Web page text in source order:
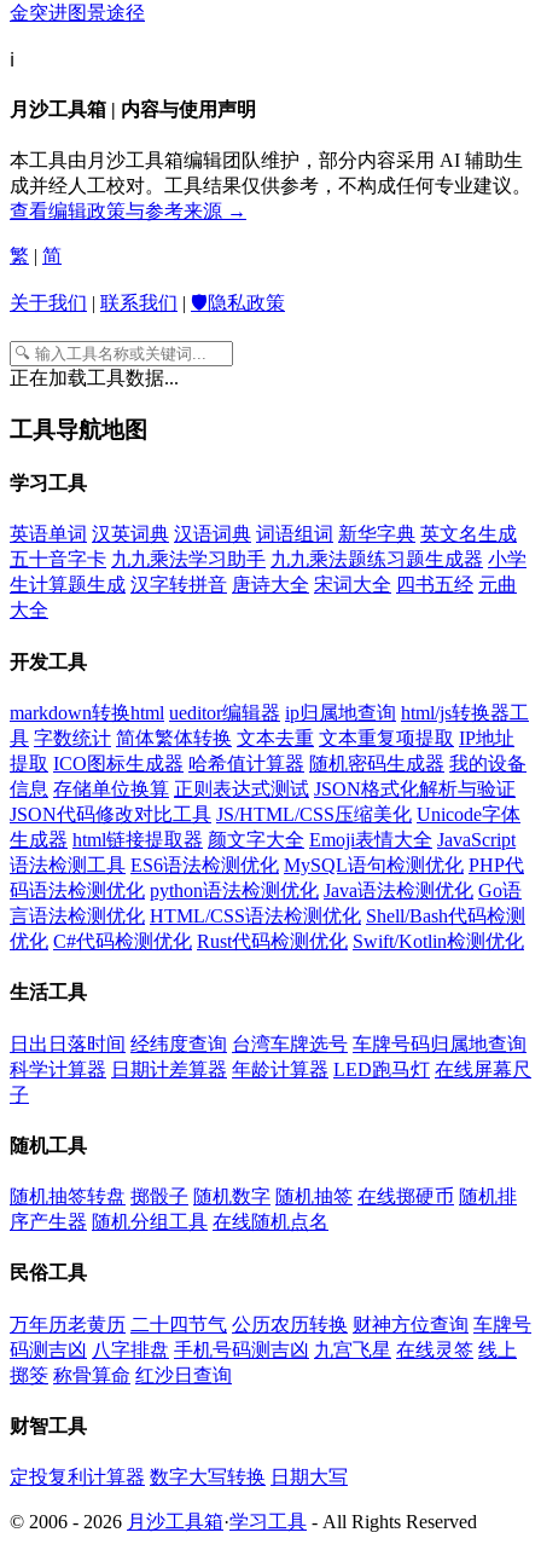
金突进图景途径
ℹ️
月沙工具箱 | 内容与使用声明
本工具由月沙工具箱编辑团队维护，部分内容采用 AI 辅助生
成并经人工校对。工具结果仅供参考，不构成任何专业建议。
查看编辑政策与参考来源 →
繁 | 简
关于我们 | 联系我们 | 🛡️隐私政策
正在加载工具数据...
工具导航地图
学习工具
英语单词 汉英词典 汉语词典 词语组词 新华字典 英文名生成
五十音字卡 九九乘法学习助手 九九乘法题练习题生成器 小学
生计算题生成 汉字转拼音 唐诗大全 宋词大全 四书五经 元曲
大全
开发工具
markdown转换html ueditor编辑器 ip归属地查询 html/js转换器工
具 字数统计 简体繁体转换 文本去重 文本重复项提取 IP地址
提取 ICO图标生成器 哈希值计算器 随机密码生成器 我的设备
信息 存储单位换算 正则表达式测试 JSON格式化解析与验证
JSON代码修改对比工具 JS/HTML/CSS压缩美化 Unicode字体
生成器 html链接提取器 颜文字大全 Emoji表情大全 JavaScript
语法检测工具 ES6语法检测优化 MySQL语句检测优化 PHP代
码语法检测优化 python语法检测优化 Java语法检测优化 Go语
言语法检测优化 HTML/CSS语法检测优化 Shell/Bash代码检测
优化 C#代码检测优化 Rust代码检测优化 Swift/Kotlin检测优化
生活工具
日出日落时间 经纬度查询 台湾车牌选号 车牌号码归属地查询
科学计算器 日期计差算器 年龄计算器 LED跑马灯 在线屏幕尺
子
随机工具
随机抽签转盘 掷骰子 随机数字 随机抽签 在线掷硬币 随机排
序产生器 随机分组工具 在线随机点名
民俗工具
万年历老黄历 二十四节气 公历农历转换 财神方位查询 车牌号
码测吉凶 八字排盘 手机号码测吉凶 九宫飞星 在线灵签 线上
掷筊 称骨算命 红沙日查询
财智工具
定投复利计算器 数字大写转换 日期大写
© 2006 - 2026 月沙工具箱·学习工具 - All Rights Reserved